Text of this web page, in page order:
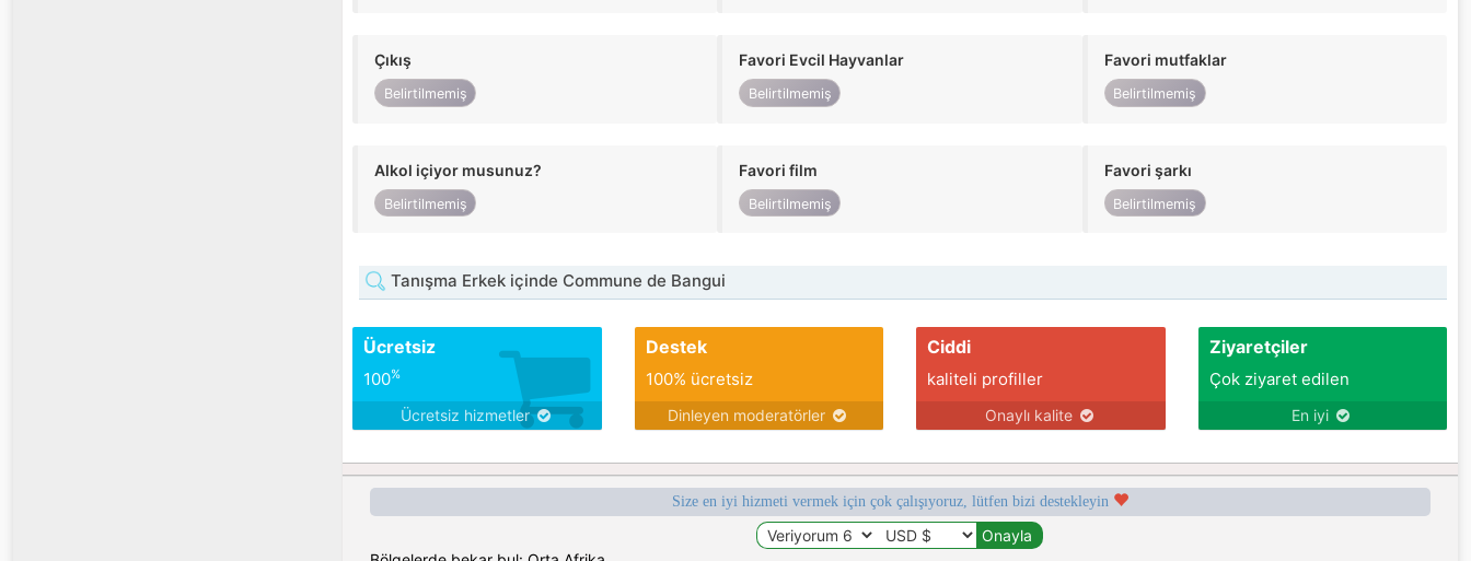
Çıkış
Belirtilmemiş
Favori Evcil Hayvanlar
Belirtilmemiş
Favori mutfaklar
Belirtilmemiş
Alkol içiyor musunuz?
Belirtilmemiş
Favori film
Belirtilmemiş
Favori şarkı
Belirtilmemiş
Tanışma Erkek içinde Commune de Bangui
Ücretsiz
100%
Ücretsiz hizmetler
Destek
100% ücretsiz
Dinleyen moderatörler
Ciddi
kaliteli profiller
Onaylı kalite
Ziyaretçiler
Çok ziyaret edilen
En iyi
Size en iyi hizmeti vermek için çok çalışıyoruz, lütfen bizi destekleyin